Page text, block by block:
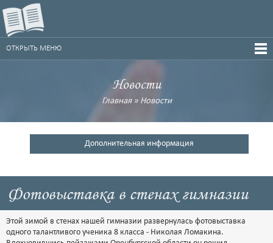
ОТКРЫТЬ МЕНЮ
Новости
Главная» Новости
Дополнительная информация
Фотовыставка в стенах гимназии
Этой зимой в стенах нашей гимназии развернулась фотовыставка
одного талантливого ученика 8 класса - Николая Ломакина.